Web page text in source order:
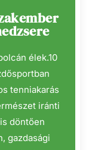
élek.10
tenniakarás
iránti
döntően
gazdasági